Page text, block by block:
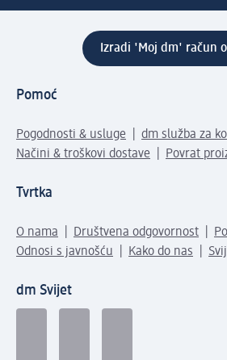
Izradi 'Moj dm' račun
Pomoć
Pogodnosti & usluge
dm služba za
Načini & troškovi dostave
Povrat
Tvrtka
O nama Društvena odgovornost
Odnosi s javnošću
Kako do nas
dm Svijet